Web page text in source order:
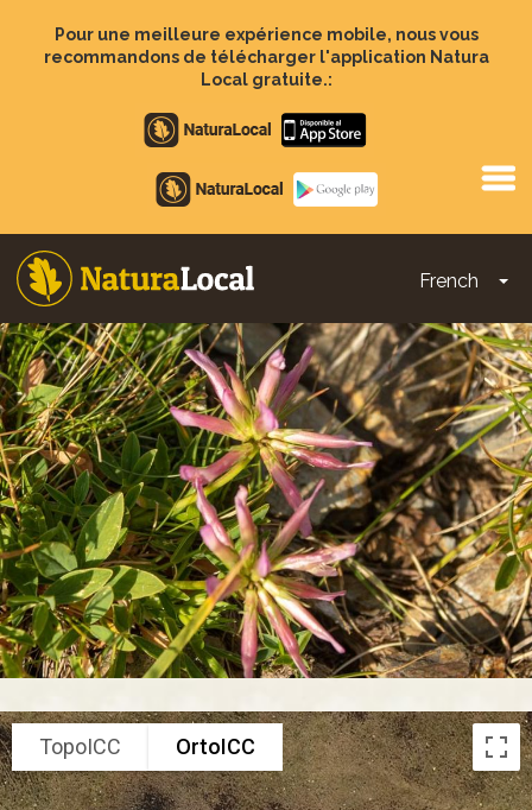
contenu
Pour une meilleure expérience mobile, nous vous
recommandons de télécharger l'application Natura
Local gratuite.:
Apple
store
Google
Play
French
Main
navigation
TopoICC OrtoICC